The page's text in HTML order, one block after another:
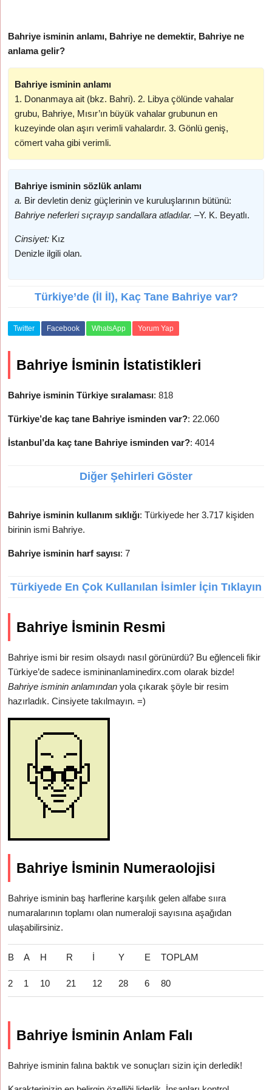
Bahriye isminin anlamı, Bahriye ne demektir, Bahriye ne
anlama gelir?
Bahriye isminin anlamı
1. Donanmaya ait (bkz. Bahri). 2. Libya çölünde vahalar
grubu, Bahriye, Mısır’ın büyük vahalar grubunun en
kuzeyinde olan aşırı verimli vahalardır. 3. Gönlü geniş,
cömert vaha gibi verimli.
Bahriye isminin sözlük anlamı
a. Bir devletin deniz güçlerinin ve kuruluşlarının bütünü:
Bahriye neferleri sıçrayıp sandallara atladılar. –Y. K. Beyatlı.
Cinsiyet: Kız
Denizle ilgili olan.
Türkiye’de (İl İl), Kaç Tane Bahriye var?
Twitter Facebook WhatsApp Yorum Yap
Bahriye İsminin İstatistikleri
Bahriye isminin Türkiye sıralaması: 818
Türkiye’de kaç tane Bahriye isminden var?: 22.060
İstanbul’da kaç tane Bahriye isminden var?: 4014
Diğer Şehirleri Göster
Bahriye isminin kullanım sıklığı: Türkiyede her 3.717 kişiden
birinin ismi Bahriye.
Bahriye isminin harf sayısı: 7
Türkiyede En Çok Kullanılan İsimler İçin Tıklayın
Bahriye İsminin Resmi
Bahriye ismi bir resim olsaydı nasıl görünürdü? Bu eğlenceli fikir
Türkiye’de sadece ismininanlaminedirx.com olarak bizde!
Bahriye isminin anlamından yola çıkarak şöyle bir resim
hazırladık. Cinsiyete takılmayın. =)
Bahriye İsminin Numeraolojisi
Bahriye isminin baş harflerine karşılık gelen alfabe sııra
numaralarının toplamı olan numeraloji sayısına aşağıdan
ulaşabilirsiniz.
B A H R İ Y E TOPLAM
2 1 10 21 12 28 6 80
Bahriye İsminin Anlam Falı
Bahriye isminin falına baktık ve sonuçları sizin için derledik!